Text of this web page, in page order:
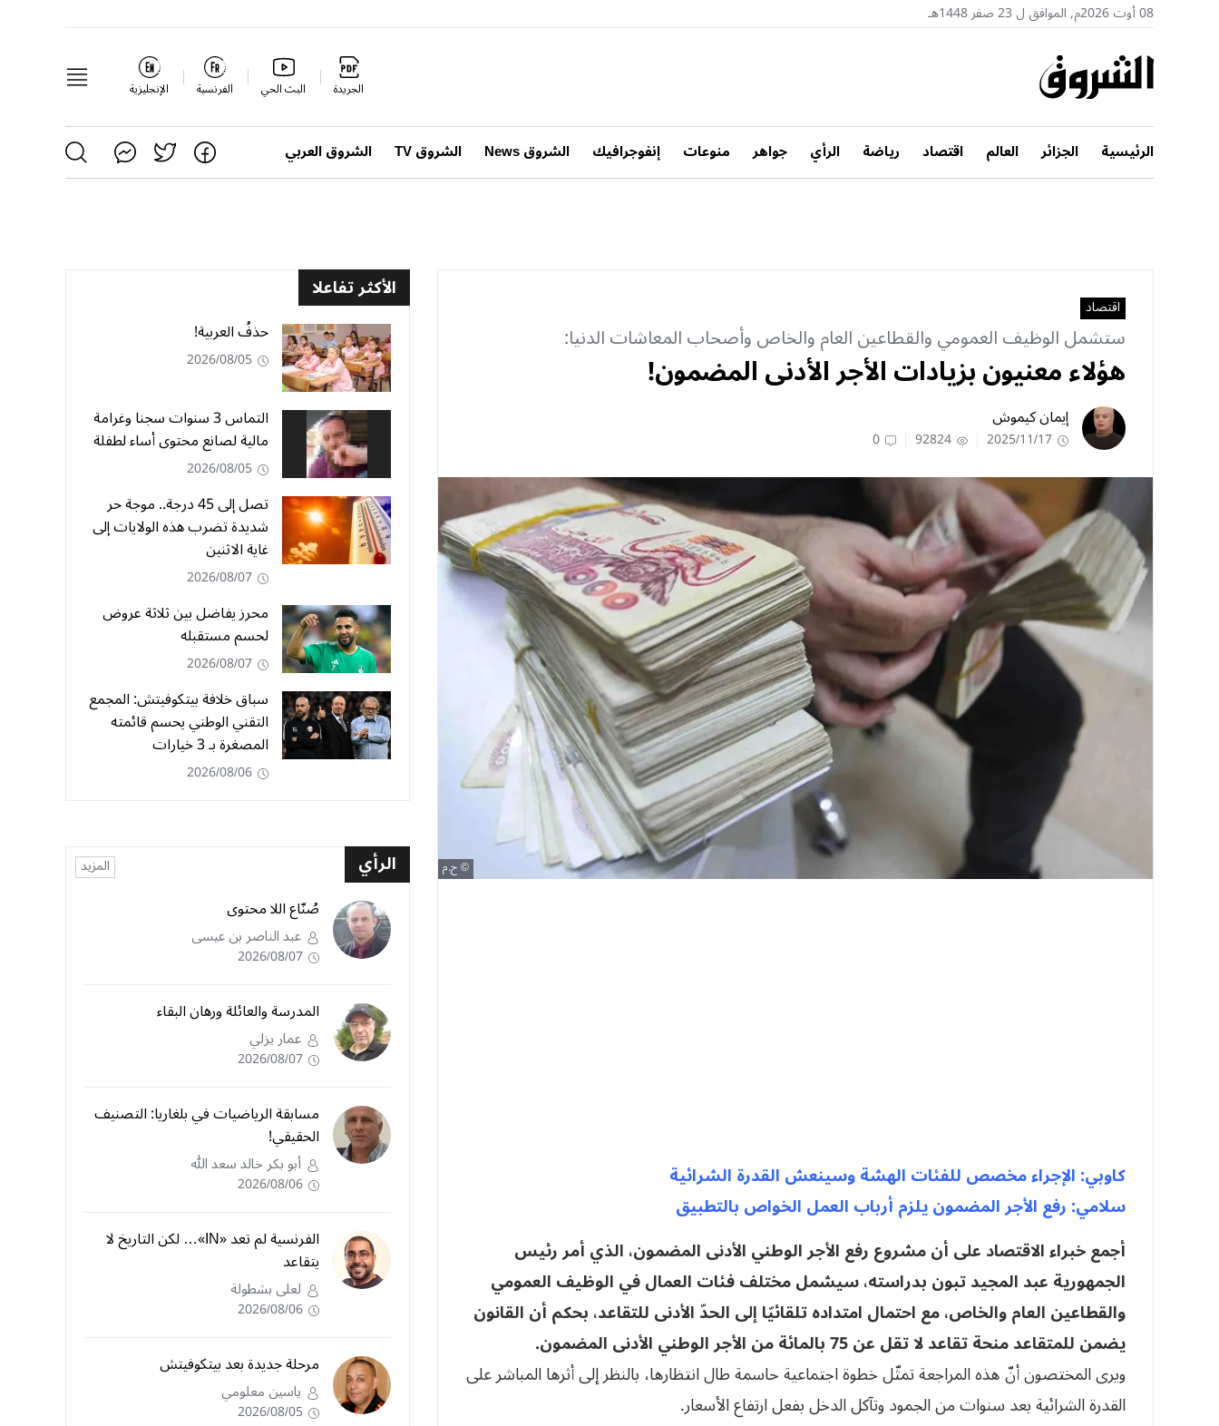
08 أوت 2026م, الموافق ل 23 صفر 1448هـ
الجريدة البث الحي الفرنسية الإنجليزية
الرئيسية الجزائر العالم اقتصاد رياضة الرأي جواهر منوعات إنفوجرافيك الشروق News الشروق TV الشروق العربي
اقتصاد
ستشمل الوظيف العمومي والقطاعين العام والخاص وأصحاب المعاشات الدنيا:
هؤلاء معنيون بزيادات الأجر الأدنى المضمون!
إيمان كيموش
2025/11/17
92824
0
ح.م
كاوبي: الإجراء مخصص للفئات الهشة وسينعش القدرة الشرائية
سلامي: رفع الأجر المضمون يلزم أرباب العمل الخواص بالتطبيق
أجمع خبراء الاقتصاد على أن مشروع رفع الأجر الوطني الأدنى المضمون، الذي أمر رئيس
الجمهورية عبد المجيد تبون بدراسته، سيشمل مختلف فئات العمال في الوظيف العمومي
والقطاعين العام والخاص، مع احتمال امتداده تلقائيّا إلى الحدّ الأدنى للتقاعد، بحكم أن القانون
يضمن للمتقاعد منحة تقاعد لا تقل عن 75 بالمائة من الأجر الوطني الأدنى المضمون.
ويرى المختصون أنّ هذه المراجعة تمثّل خطوة اجتماعية حاسمة طال انتظارها، بالنظر إلى أثرها المباشر على
القدرة الشرائية بعد سنوات من الجمود وتآكل الدخل بفعل ارتفاع الأسعار.
الأكثر تفاعلا
حذفُ العربية!
2026/08/05
التماس 3 سنوات سجنا وغرامة
مالية لصانع محتوى أساء لطفلة
2026/08/05
تصل إلى 45 درجة.. موجة حر
شديدة تضرب هذه الولايات إلى
غاية الاثنين
2026/08/07
محرز يفاضل بين ثلاثة عروض
لحسم مستقبله
2026/08/07
سباق خلافة بيتكوفيتش: المجمع
التقني الوطني يحسم قائمته
المصغرة بـ 3 خيارات
2026/08/06
الرأي المزيد
صُنّاع اللا محتوى
عبد الناصر بن عيسى
2026/08/07
المدرسة والعائلة ورهان البقاء
عمار يزلي
2026/08/07
مسابقة الرياضيات في بلغاريا: التصنيف
الحقيقي!
أبو بكر خالد سعد الله
2026/08/06
الفرنسية لم تعد «IN»… لكن التاريخ لا
يتقاعد
لعلى بشطولة
2026/08/06
مرحلة جديدة بعد بيتكوفيتش
ياسين معلومي
2026/08/05